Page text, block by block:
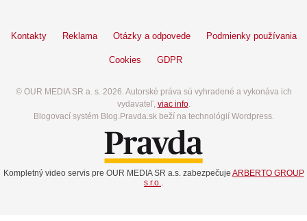
Kontakty Reklama Otázky a odpovede Podmienky používania
Cookies GDPR
© OUR MEDIA SR a. s. 2026. Autorské práva sú vyhradené a vykonáva ich
vydavateľ, viac info.
Blogovací systém Blog.Pravda.sk beží na technológií Wordpress.
Kompletný video servis pre OUR MEDIA SR a.s. zabezpečuje ARBERTO GROUP
s.r.o..